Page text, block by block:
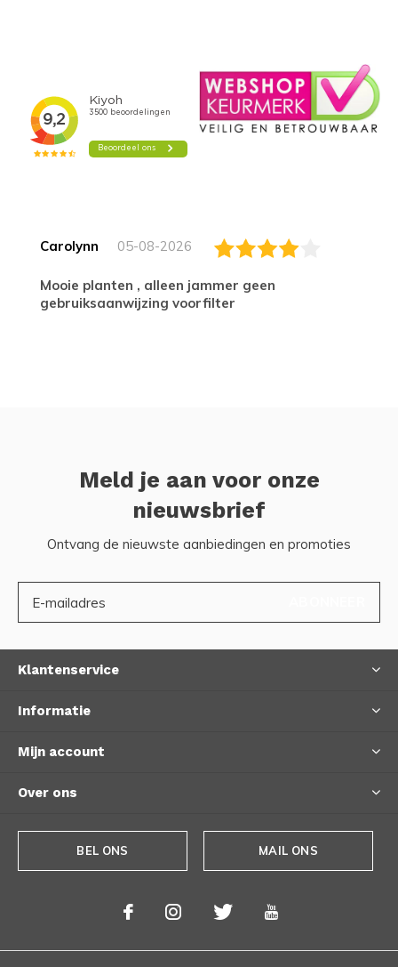
Carolynn 05-08-2026
Mooie planten , alleen jammer geen
gebruiksaanwijzing voorfilter
Meld je aan voor onze
nieuwsbrief
Ontvang de nieuwste aanbiedingen en promoties
Klantenservice
Informatie
Mijn account
Over ons
BEL ONS MAIL ONS